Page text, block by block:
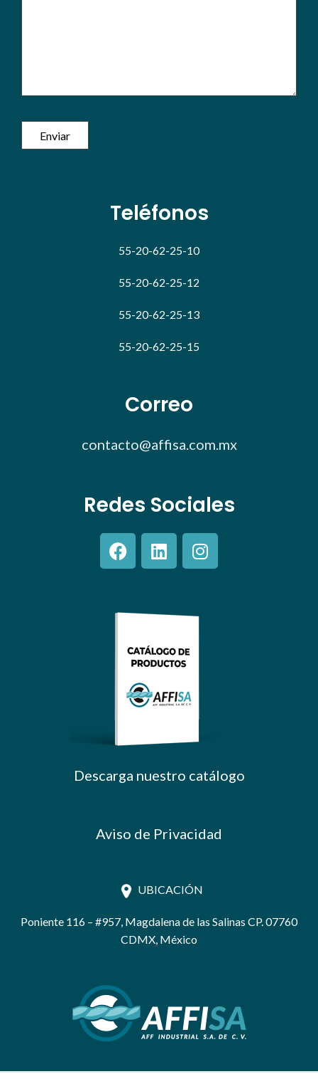
Teléfonos
55-20-62-25-10
55-20-62-25-12
55-20-62-25-13
55-20-62-25-15
Correo
contacto@affisa.com.mx
Redes Sociales
Descarga nuestro catálogo
Aviso de Privacidad
UBICACIÓN
Poniente 116 – #957, Magdalena de las Salinas CP. 07760
CDMX, México